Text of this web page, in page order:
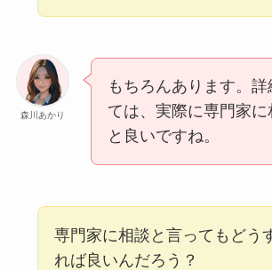
森川あかり
もちろんあります。詳
ては、実際に専門家に
と良いですね。
専門家に相談と言ってもどう
れば良いんだろう？